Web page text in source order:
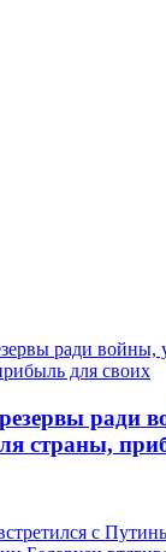
ради
страны,